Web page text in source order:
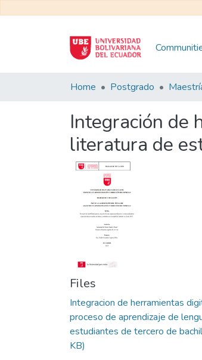
Home Postgrado
Integración de
literatura de
Files
Integracion de herramientas
proceso de aprendizaje de
estudiantes de tercero de
KB)